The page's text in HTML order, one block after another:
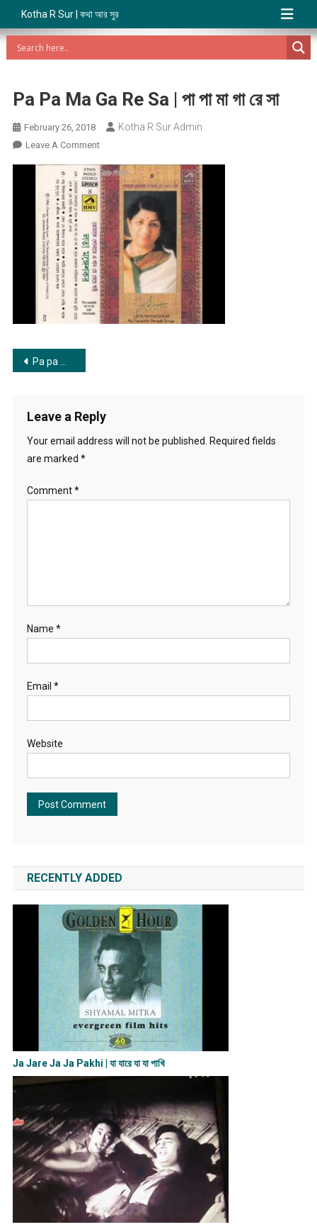
Kotha R Sur | কথা আর সুর
Pa Pa Ma Ga Re Sa | পা পা মা গা রে সা
February 26, 2018 Kotha R Sur Admin
Leave A CommentOn
Pa
Ma
Ga
Re
Sa
|
পা
পা
মা
গা
Post
Pa pa ma ga re sa | পা পা মা গা রে সা
Leave a Reply
Your email address will not be published.
Required fields
are marked *
Comment*
Name *
Email *
Website
RECENTLY ADDED
Ja Jare Ja Ja Pakhi | যা যারে যা যা পাখি